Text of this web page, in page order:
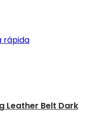
rápida
Leather Belt Dark